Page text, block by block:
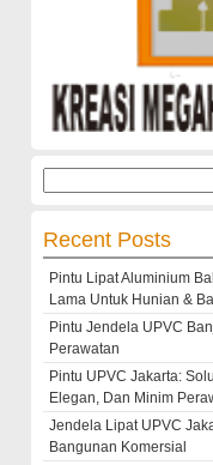
Recent Posts
Pintu Lipat Aluminium
Lama Untuk Hunian &
Pintu Jendela UPVC
Perawatan
Pintu UPVC Jakarta:
Elegan, Dan Minim
Jendela Lipat UPVC
Bangunan Komersial